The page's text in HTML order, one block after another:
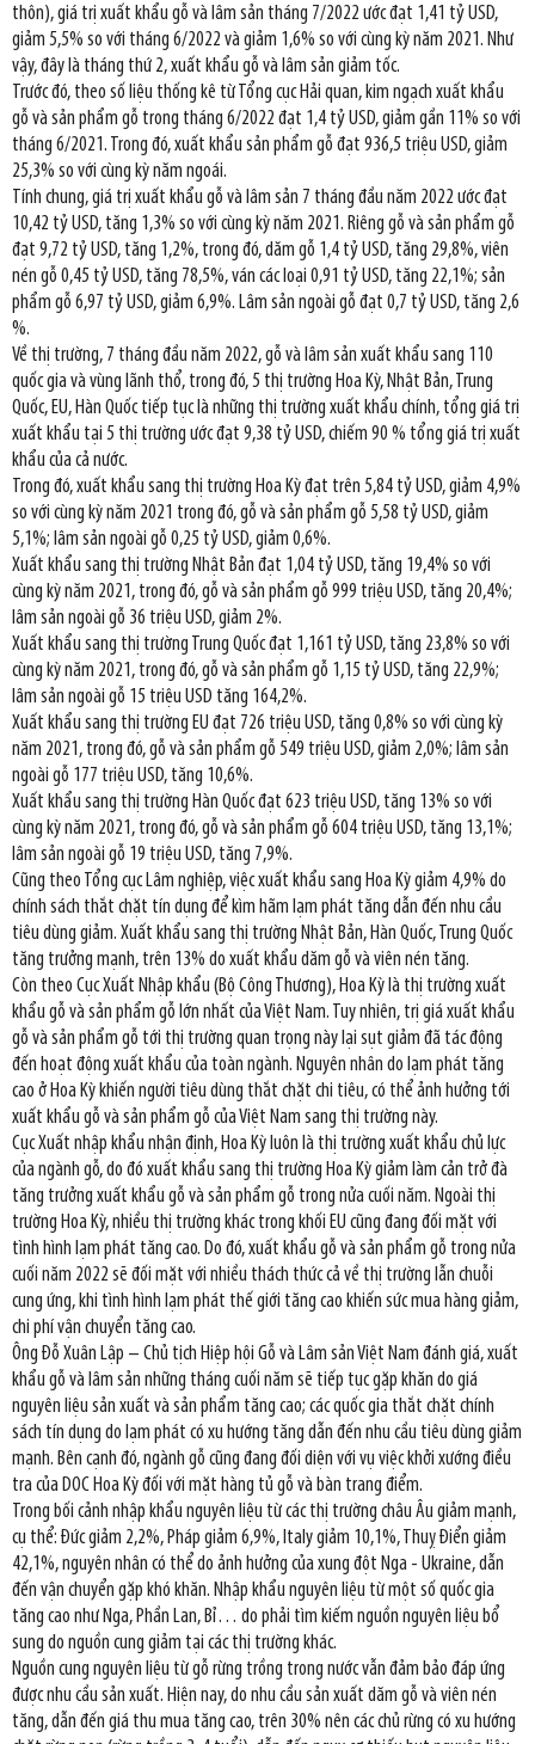
thôn), giá trị xuất khẩu gỗ và lâm sản tháng 7/2022 ước đạt 1,41 tỷ USD,
giảm 5,5% so với tháng 6/2022 và giảm 1,6% so với cùng kỳ năm 2021. Như
vậy, đây là tháng thứ 2, xuất khẩu gỗ và lâm sản giảm tốc.
Trước đó, theo số liệu thống kê từ Tổng cục Hải quan, kim ngạch xuất khẩu
gỗ và sản phẩm gỗ trong tháng 6/2022 đạt 1,4 tỷ USD, giảm gần 11% so với
tháng 6/2021. Trong đó, xuất khẩu sản phẩm gỗ đạt 936,5 triệu USD, giảm
25,3% so với cùng kỳ năm ngoái.
Tính chung, giá trị xuất khẩu gỗ và lâm sản 7 tháng đầu năm 2022 ước đạt
10,42 tỷ USD, tăng 1,3% so với cùng kỳ năm 2021. Riêng gỗ và sản phẩm gỗ
đạt 9,72 tỷ USD, tăng 1,2%, trong đó, dăm gỗ 1,4 tỷ USD, tăng 29,8%, viên
nén gỗ 0,45 tỷ USD, tăng 78,5%, ván các loại 0,91 tỷ USD, tăng 22,1%; sản
phẩm gỗ 6,97 tỷ USD, giảm 6,9%. Lâm sản ngoài gỗ đạt 0,7 tỷ USD, tăng 2,6
%.
Về thị trường, 7 tháng đầu năm 2022, gỗ và lâm sản xuất khẩu sang 110
quốc gia và vùng lãnh thổ, trong đó, 5 thị trường Hoa Kỳ, Nhật Bản, Trung
Quốc, EU, Hàn Quốc tiếp tục là những thị trường xuất khẩu chính, tổng giá trị
xuất khẩu tại 5 thị trường ước đạt 9,38 tỷ USD, chiếm 90 % tổng giá trị xuất
khẩu của cả nước.
Trong đó, xuất khẩu sang thị trường Hoa Kỳ đạt trên 5,84 tỷ USD, giảm 4,9%
so với cùng kỳ năm 2021 trong đó, gỗ và sản phẩm gỗ 5,58 tỷ USD, giảm
5,1%; lâm sản ngoài gỗ 0,25 tỷ USD, giảm 0,6%.
Xuất khẩu sang thị trường Nhật Bản đạt 1,04 tỷ USD, tăng 19,4% so với
cùng kỳ năm 2021, trong đó, gỗ và sản phẩm gỗ 999 triệu USD, tăng 20,4%;
lâm sản ngoài gỗ 36 triệu USD, giảm 2%.
Xuất khẩu sang thị trường Trung Quốc đạt 1,161 tỷ USD, tăng 23,8% so với
cùng kỳ năm 2021, trong đó, gỗ và sản phẩm gỗ 1,15 tỷ USD, tăng 22,9%;
lâm sản ngoài gỗ 15 triệu USD tăng 164,2%.
Xuất khẩu sang thị trường EU đạt 726 triệu USD, tăng 0,8% so với cùng kỳ
năm 2021, trong đó, gỗ và sản phẩm gỗ 549 triệu USD, giảm 2,0%; lâm sản
ngoài gỗ 177 triệu USD, tăng 10,6%.
Xuất khẩu sang thị trường Hàn Quốc đạt 623 triệu USD, tăng 13% so với
cùng kỳ năm 2021, trong đó, gỗ và sản phẩm gỗ 604 triệu USD, tăng 13,1%;
lâm sản ngoài gỗ 19 triệu USD, tăng 7,9%.
Cũng theo Tổng cục Lâm nghiệp, việc xuất khẩu sang Hoa Kỳ giảm 4,9% do
chính sách thắt chặt tín dụng để kìm hãm lạm phát tăng dẫn đến nhu cầu
tiêu dùng giảm. Xuất khẩu sang thị trường Nhật Bản, Hàn Quốc, Trung Quốc
tăng trưởng mạnh, trên 13% do xuất khẩu dăm gỗ và viên nén tăng.
Còn theo Cục Xuất Nhập khẩu (Bộ Công Thương), Hoa Kỳ là thị trường xuất
khẩu gỗ và sản phẩm gỗ lớn nhất của Việt Nam. Tuy nhiên, trị giá xuất khẩu
gỗ và sản phẩm gỗ tới thị trường quan trọng này lại sụt giảm đã tác động
đến hoạt động xuất khẩu của toàn ngành. Nguyên nhân do lạm phát tăng
cao ở Hoa Kỳ khiến người tiêu dùng thắt chặt chi tiêu, có thể ảnh hưởng tới
xuất khẩu gỗ và sản phẩm gỗ của Việt Nam sang thị trường này.
Cục Xuất nhập khẩu nhận định, Hoa Kỳ luôn là thị trường xuất khẩu chủ lực
của ngành gỗ, do đó xuất khẩu sang thị trường Hoa Kỳ giảm làm cản trở đà
tăng trưởng xuất khẩu gỗ và sản phẩm gỗ trong nửa cuối năm. Ngoài thị
trường Hoa Kỳ, nhiều thị trường khác trong khối EU cũng đang đối mặt với
tình hình lạm phát tăng cao. Do đó, xuất khẩu gỗ và sản phẩm gỗ trong nửa
cuối năm 2022 sẽ đối mặt với nhiều thách thức cả về thị trường lẫn chuỗi
cung ứng, khi tình hình lạm phát thế giới tăng cao khiến sức mua hàng giảm,
chi phí vận chuyển tăng cao.
Ông Đỗ Xuân Lập – Chủ tịch Hiệp hội Gỗ và Lâm sản Việt Nam đánh giá, xuất
khẩu gỗ và lâm sản những tháng cuối năm sẽ tiếp tục gặp khăn do giá
nguyên liệu sản xuất và sản phẩm tăng cao; các quốc gia thắt chặt chính
sách tín dụng do lạm phát có xu hướng tăng dẫn đến nhu cầu tiêu dùng giảm
mạnh. Bên cạnh đó, ngành gỗ cũng đang đối diện với vụ việc khởi xướng điều
tra của DOC Hoa Kỳ đối với mặt hàng tủ gỗ và bàn trang điểm.
Trong bối cảnh nhập khẩu nguyên liệu từ các thị trường châu Âu giảm mạnh,
cụ thể: Đức giảm 2,2%, Pháp giảm 6,9%, Italy giảm 10,1%, Thuỵ Điển giảm
42,1%, nguyên nhân có thể do ảnh hưởng của xung đột Nga - Ukraine, dẫn
đến vận chuyển gặp khó khăn. Nhập khẩu nguyên liệu từ một số quốc gia
tăng cao như Nga, Phần Lan, Bỉ… do phải tìm kiếm nguồn nguyên liệu bổ
sung do nguồn cung giảm tại các thị trường khác.
Nguồn cung nguyên liệu từ gỗ rừng trồng trong nước vẫn đảm bảo đáp ứng
được nhu cầu sản xuất. Hiện nay, do nhu cầu sản xuất dăm gỗ và viên nén
tăng, dẫn đến giá thu mua tăng cao, trên 30% nên các chủ rừng có xu hướng